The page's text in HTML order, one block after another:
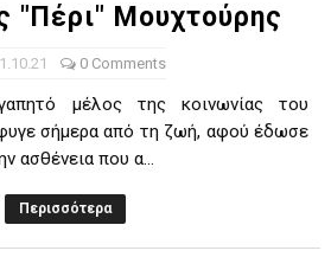
για τον Πανελευσινιακό στον
καρύδι η Φιλία Περάματος
Στο f4 ΑΕ Ρέντη, Πέρα , Ερμής
"Πέρι" Μουχτούρης
0 Comments
μέλος της κοινωνίας του
σήμερα από τη ζωή, αφού έδωσε
ασθένεια που α...
Περισσότερα